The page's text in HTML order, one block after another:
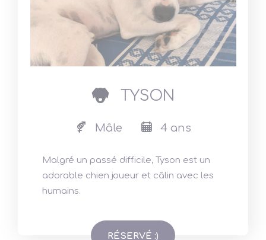
dog TYSON
Mâle 4 ans
Malgré un passé difficile, Tyson est un
adorable chien joueur et câlin avec les
humains.